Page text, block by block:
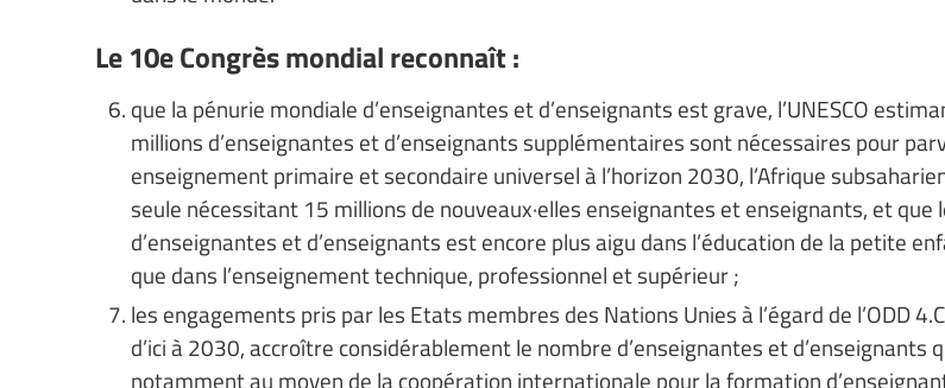
Le 10e Congrès mondial reconnaît :
que la pénurie mondiale d’enseignantes et d’enseignants est grave, l’UNESCO
millions d’enseignantes et d’enseignants supplémentaires sont nécessaires pour
enseignement primaire et secondaire universel à l’horizon 2030, l’Afrique
seule nécessitant 15 millions de nouveaux·elles enseignantes et enseignants, et que
d’enseignantes et d’enseignants est encore plus aigu dans l’éducation de la petite
que dans l’enseignement technique, professionnel et supérieur ;
les engagements pris par les Etats membres des Nations Unies à l’égard de l’ODD
d’ici à 2030, accroître considérablement le nombre d’enseignantes et d’enseignants
notamment au moyen de la coopération internationale pour la formation